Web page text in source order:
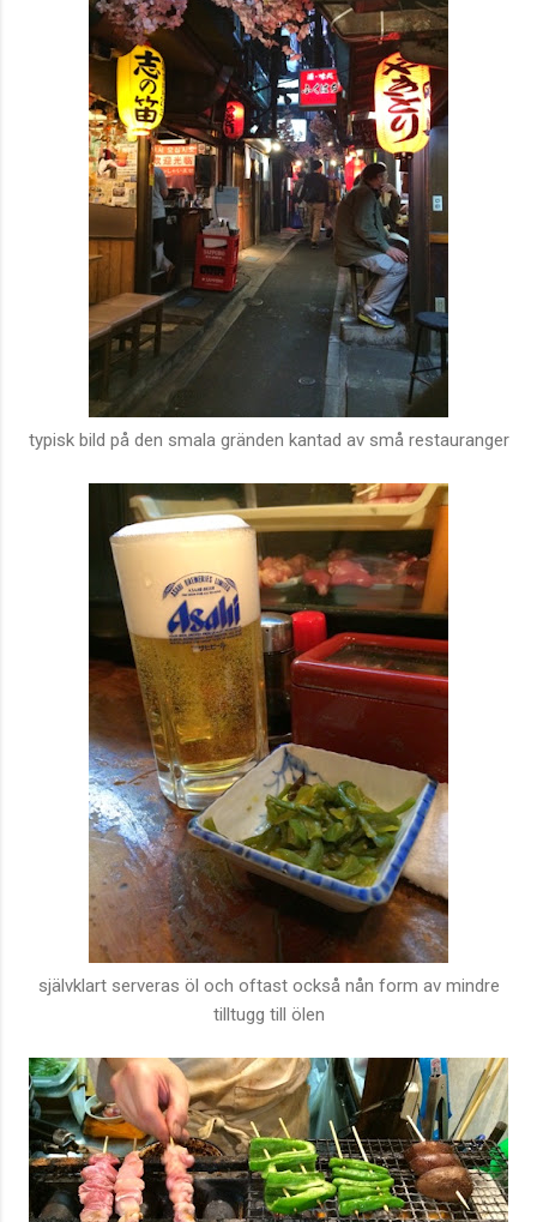
typisk bild på den smala gränden kantad av små restauranger
självklart serveras öl och oftast också nån form av mindre
tilltugg till ölen